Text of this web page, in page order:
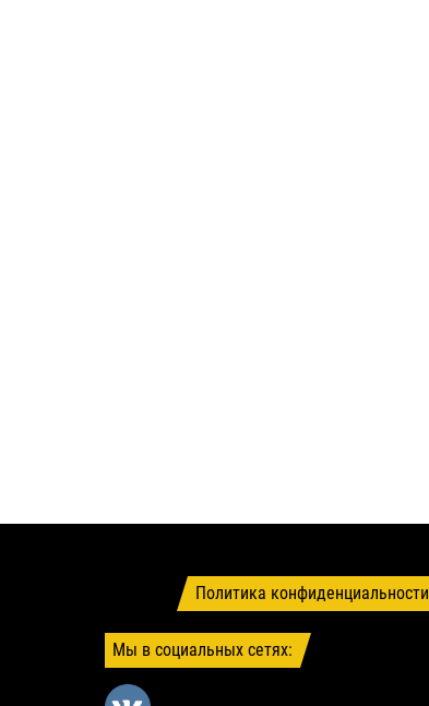
Политика конфиденциальности
Мы в социальных сетях: